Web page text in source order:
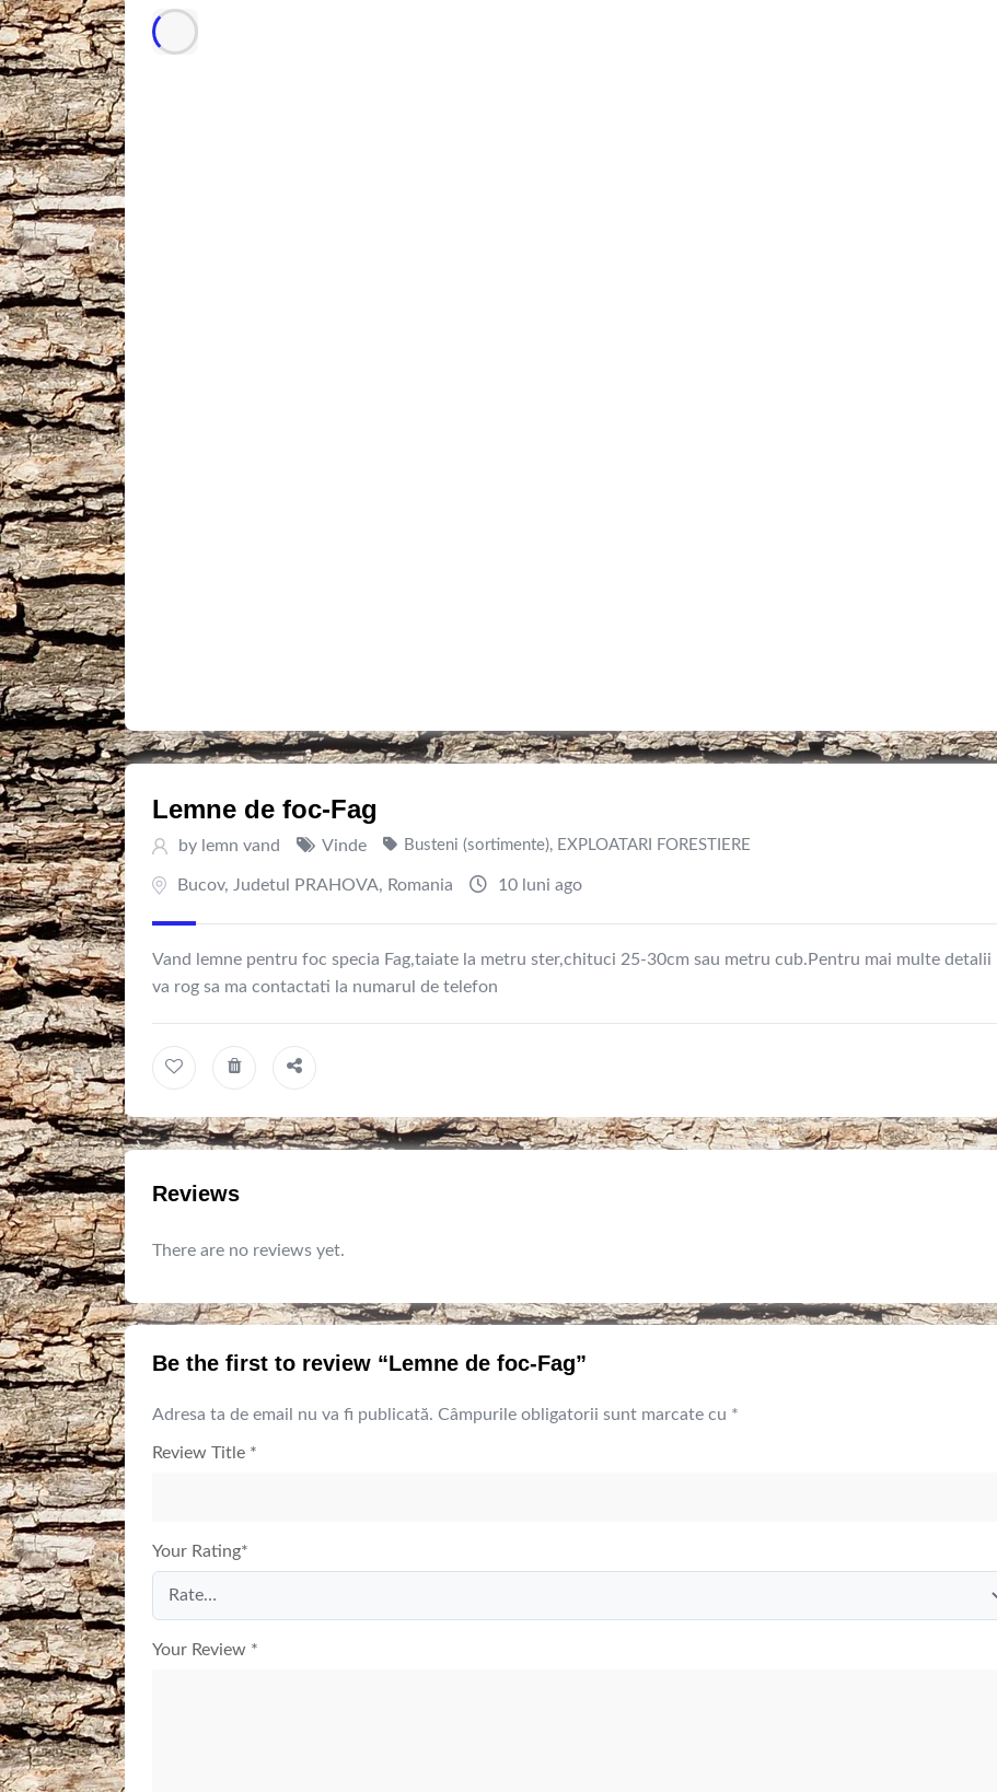
Lemne de foc-Fag
by lemn vand Vinde Busteni (sortimente), EXPLOATARI FORESTIERE
Bucov, Judetul PRAHOVA, Romania 10 luni ago
Vand lemne pentru foc specia Fag,taiate la metru ster,chituci 25-30cm sau metru cub.Pentru mai multe detalii
va rog sa ma contactati la numarul de telefon
Reviews
There are no reviews yet.
Be the first to review “Lemne de foc-Fag”
Adresa ta de email nu va fi publicată. Câmpurile obligatorii sunt marcate cu *
Review Title *
Your Rating*
Your Review *